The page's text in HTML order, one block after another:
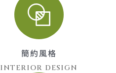
簡約風格
INTERIOR DESIGN